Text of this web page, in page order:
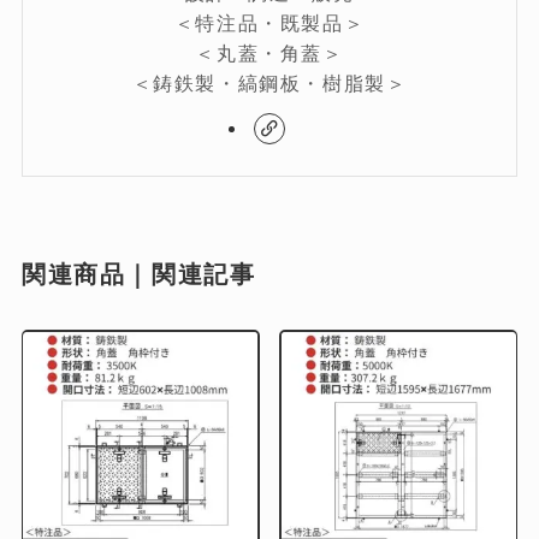
＜特注品・既製品＞
＜丸蓋・角蓋＞
＜鋳鉄製・縞鋼板・樹脂製＞
関連商品｜関連記事